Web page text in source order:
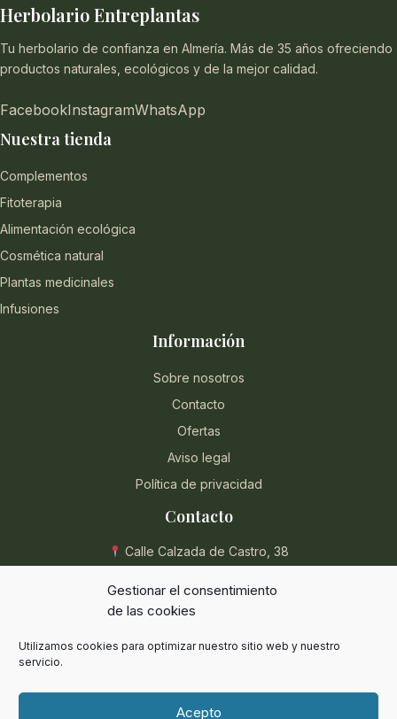
Gestionar el consentimiento
de las cookies
Utilizamos cookies para optimizar nuestro sitio web y nuestro
servicio.
Acepto
Herbolario Entreplantas
Tu herbolario de confianza en Almería. Más de 35 años ofreciendo
productos naturales, ecológicos y de la mejor calidad.
FacebookInstagramWhatsApp
Nuestra tienda
Complementos
Fitoterapia
Alimentación ecológica
Cosmética natural
Plantas medicinales
Infusiones
Información
Sobre nosotros
Contacto
Ofertas
Aviso legal
Política de privacidad
Contacto
Calle Calzada de Castro, 38
950 854 715
Sábados: 9:00 - 13:30